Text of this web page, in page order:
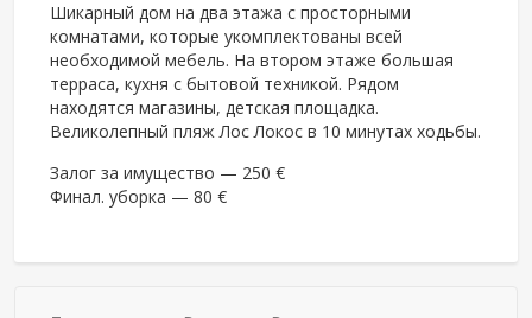
Шикарный дом на два этажа с просторными
комнатами, которые укомплектованы всей
необходимой мебель. На втором этаже большая
терраса, кухня с бытовой техникой. Рядом
находятся магазины, детская площадка.
Великолепный пляж Лос Локос в 10 минутах ходьбы.
Залог за имущество — 250 €
Финал. уборка — 80 €